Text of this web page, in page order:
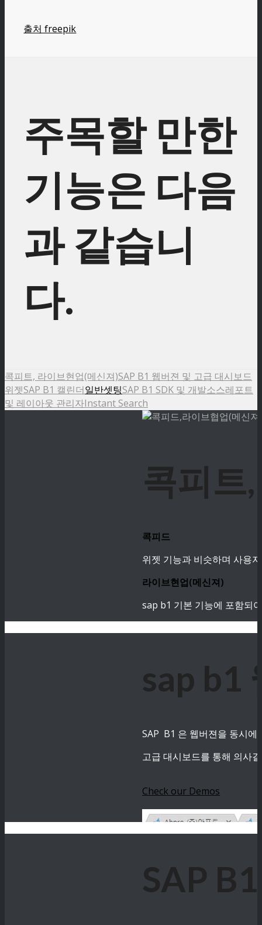
출처 freepik
주목할 만한
기능은 다음
과 같습니
다.
콕피트, 라이브현업(메신져)SAP B1 웹버젼 및 고급 대시보드
위젯SAP B1 캘린더일반셋팅SAP B1 SDK 및 개발소스레포트
및 레이아웃 관리자Instant Search
콕피트
콕피드
위젯 기능과 비슷하며 사용
라이브현업(메신져)
sap b1 기본 기능에 포함되
sap b1
SAP B1 은 웹버젼을 동시에
고급 대시보드를 통해 의사
Check our Demos
SAP